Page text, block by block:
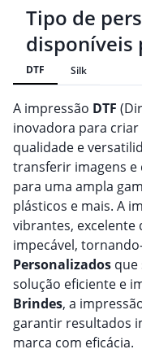
Tipo de
disponíveis
DTF Silk
A impressão DTF
inovadora para criar
qualidade e
transferir imagens
para uma ampla
plásticos e mais. A
vibrantes,
impecável,
Personalizados que
solução eficiente e
Brindes, a
garantir resultados
marca com eficácia.